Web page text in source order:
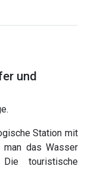
und
Station mit
man das Wasser
touristische